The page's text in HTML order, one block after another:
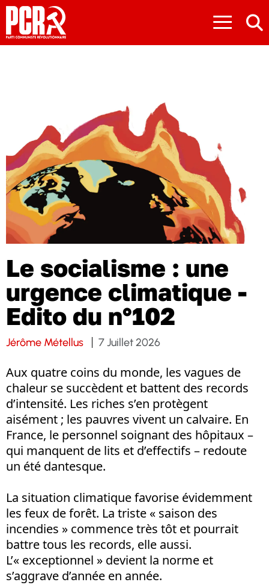
≡
Le socialisme : une
urgence climatique -
Edito du n°102
Jérôme Métellus 7 Juillet 2026
Aux quatre coins du monde, les vagues de
chaleur se succèdent et battent des records
d’intensité. Les riches s’en protègent
aisément ; les pauvres vivent un calvaire. En
France, le personnel soignant des hôpitaux –
qui manquent de lits et d’effectifs – redoute
un été dantesque.
La situation climatique favorise évidemment
les feux de forêt. La triste « saison des
incendies » commence très tôt et pourrait
battre tous les records, elle aussi.
L’« exceptionnel » devient la norme et
s’aggrave d’année en année.